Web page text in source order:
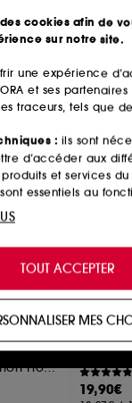
À partir de
2
Finish
Poudre Libre de Finition Floutante
THE
Oat
Baume
19,90€
cookies afin de
sur notre site.
une expérience
et ses
traceurs, tels que
: ils sont
d’accéder aux
et services du
essentiels au
site et ne peuvent
une expérience
en vous
services et des
offres
sociaux et
vous présenter du
TOUT ACCEPTER
MES